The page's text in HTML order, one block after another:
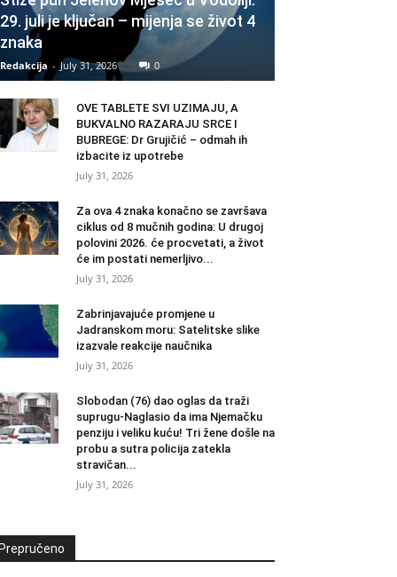
29. juli je ključan – mijenja se život 4
znaka
Redakcija - July 31, 2026 0
OVE TABLETE SVI UZIMAJU, A
BUKVALNO RAZARAJU SRCE I
BUBREGE: Dr Grujičić – odmah ih
izbacite iz upotrebe
July 31, 2026
Za ova 4 znaka konačno se završava
ciklus od 8 mučnih godina: U drugoj
polovini 2026. će procvetati, a život
će im postati nemerljivo...
July 31, 2026
Zabrinjavajuće promjene u
Jadranskom moru: Satelitske slike
izazvale reakcije naučnika
July 31, 2026
Slobodan (76) dao oglas da traži
suprugu-Naglasio da ima Njemačku
penziju i veliku kuću! Tri žene došle na
probu a sutra policija zatekla
stravičan...
July 31, 2026